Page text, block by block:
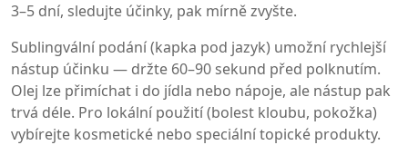
3–5 dní, sledujte účinky, pak mírně zvyšte.
Sublingvální podání (kapka pod jazyk) umožní rychlejší
nástup účinku — držte 60–90 sekund před polknutím.
Olej lze přimíchat i do jídla nebo nápoje, ale nástup pak
trvá déle. Pro lokální použití (bolest kloubu, pokožka)
vybírejte kosmetické nebo speciální topické produkty.